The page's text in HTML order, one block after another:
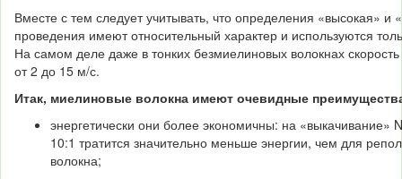
Вместе с тем следует учитывать, что определения «высокая» и
проведения имеют относительный характер и используются
На самом деле даже в тонких безмиелиновых во­локнах
от 2 до 15 м/с.
Итак, миелиновые волокна имеют очевидные
энергетически они более экономичны: на «выкачивание»
10:1 тратится значительно меньше энергии, чем для
волокна;